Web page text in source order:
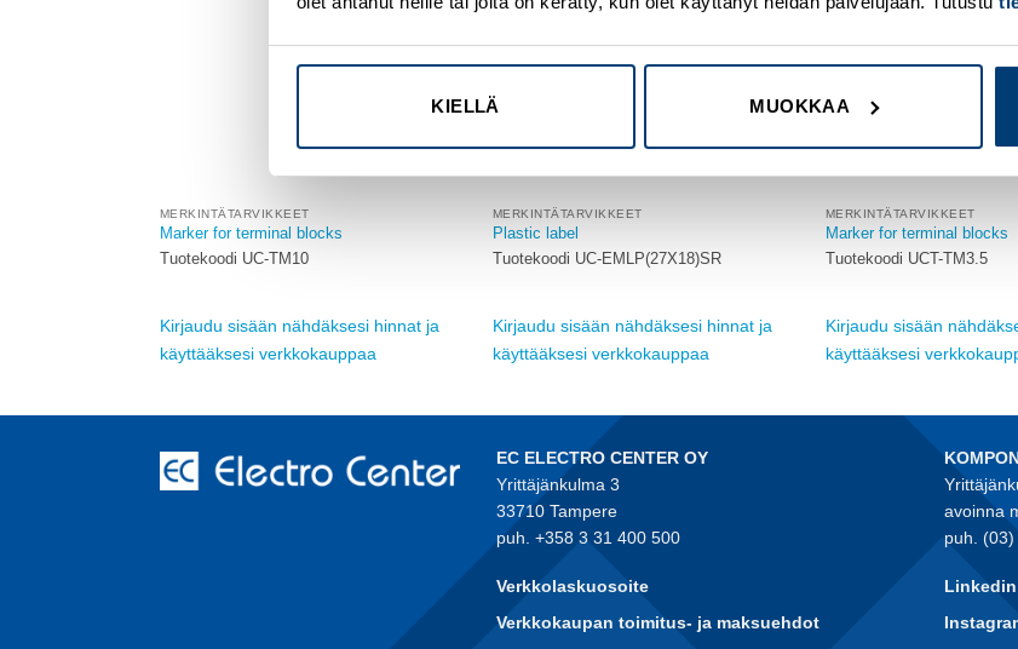
KIELLÄ MUOKKAA
MERKINTÄTARVIKKEET
Marker for terminal blocks
Tuotekoodi UC-TM10
Kirjaudu sisään nähdäksesi hinnat ja
käyttääksesi verkkokauppaa
MERKINTÄTARVIKKEET
Plastic label
Tuotekoodi UC-EMLP(27X18)SR
Kirjaudu sisään nähdäksesi hinnat ja
käyttääksesi verkkokauppaa
MERKINTÄTARVIKKEET
Marker for terminal blocks
Tuotekoodi UCT-TM3.5
Kirjaudu sisään
käyttääksesi
EC ELECTRO CENTER OY
Yrittäjänkulma 3
33710 Tampere
puh. +358 3 31 400 500
Verkkolaskuosoite
Verkkokaupan toimitus- ja maksuehdot
avoinna
puh.
Linkedin